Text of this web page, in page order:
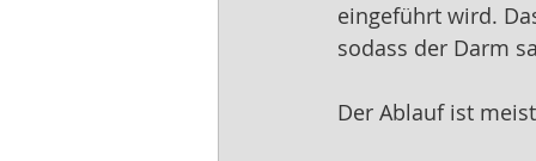
eingeführt wird.
sodass der Darm
Der Ablauf ist